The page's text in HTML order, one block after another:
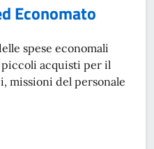
Economato
spese economali
acquisti per il
missioni del personale